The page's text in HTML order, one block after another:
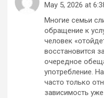
May 5, 2026 at
Многие семьи
обращение к
человек
восстановится
очередное
употребление.
часто только
зависимость